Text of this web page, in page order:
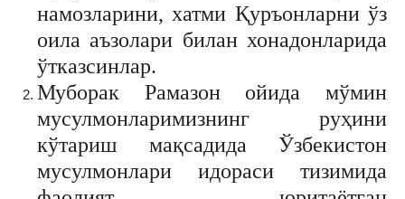
намозларини, хатми Қуръонларни ўз
оила аъзолари билан хонадонларида
ўтказсинлар.
Муборак Рамазон ойида мўмин
мусулмонларимизнинг руҳини
кўтариш мақсадида Ўзбекистон
мусулмонлари идораси тизимида